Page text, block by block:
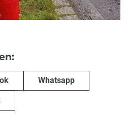
Whatsapp